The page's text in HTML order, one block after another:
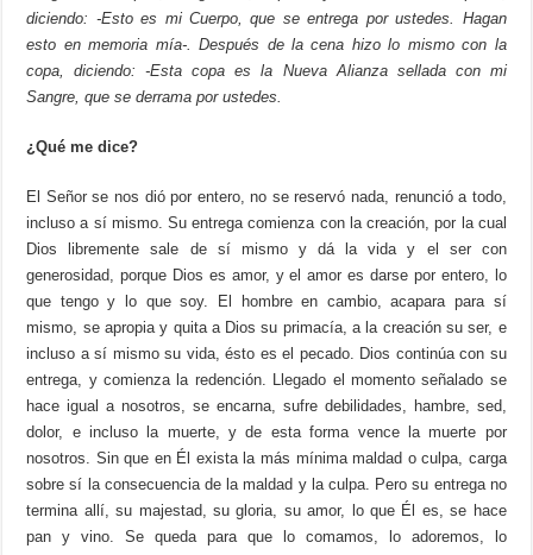
diciendo: -Esto es mi Cuerpo, que se entrega por ustedes. Hagan
esto en memoria mía-. Después de la cena hizo lo mismo con la
copa, diciendo: -Esta copa es la Nueva Alianza sellada con mi
Sangre, que se derrama por ustedes.
¿Qué me dice?
El Señor se nos dió por entero, no se reservó nada, renunció a todo,
incluso a sí mismo. Su entrega comienza con la creación, por la cual
Dios libremente sale de sí mismo y dá la vida y el ser con
generosidad, porque Dios es amor, y el amor es darse por entero, lo
que tengo y lo que soy. El hombre en cambio, acapara para sí
mismo, se apropia y quita a Dios su primacía, a la creación su ser, e
incluso a sí mismo su vida, ésto es el pecado. Dios continúa con su
entrega, y comienza la redención. Llegado el momento señalado se
hace igual a nosotros, se encarna, sufre debilidades, hambre, sed,
dolor, e incluso la muerte, y de esta forma vence la muerte por
nosotros. Sin que en Él exista la más mínima maldad o culpa, carga
sobre sí la consecuencia de la maldad y la culpa. Pero su entrega no
termina allí, su majestad, su gloria, su amor, lo que Él es, se hace
pan y vino. Se queda para que lo comamos, lo adoremos, lo